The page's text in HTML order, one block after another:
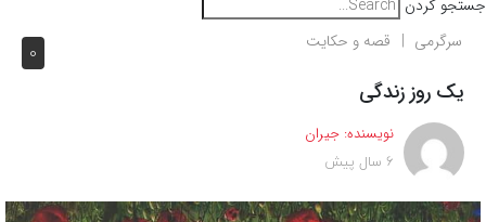
جستجو کردن
0 سرگرمی قصه و حکایت
یک روز زندگی
نویسنده: جیران
6 سال پیش